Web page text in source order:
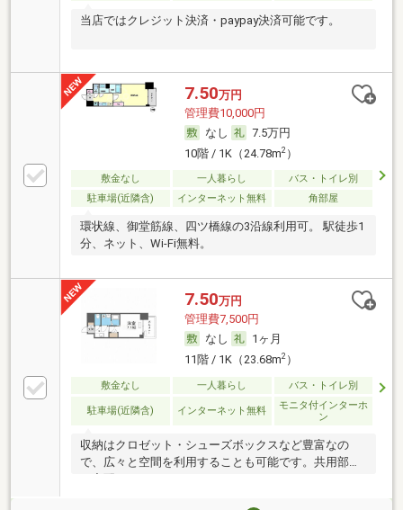
当店ではクレジット決済・paypay決済可能です。
7.50万円
管理費10,000円
なし
7.5万円
10階 / 1K（24.78m2）
敷金なし 一人暮らし
バス・トイレ別
駐車場(近隣含)
インターネット無料 角部屋
環状線、御堂筋線、四ツ橋線の3沿線利用可。 駅徒歩1
分、ネット、Wi-Fi無料。
7.50万円
管理費7,500円
なし
1ヶ月
11階 / 1K（23.68m2）
敷金なし 一人暮らし バス・トイレ別
駐車場(近隣含) インターネット無料
モニタ付インターホ
ン
収納はクロゼット・シューズボックスなど豊富なの
で、広々と空間を利用することも可能です。共用部に
は宅配